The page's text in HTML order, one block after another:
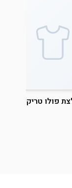
פולו טריקו